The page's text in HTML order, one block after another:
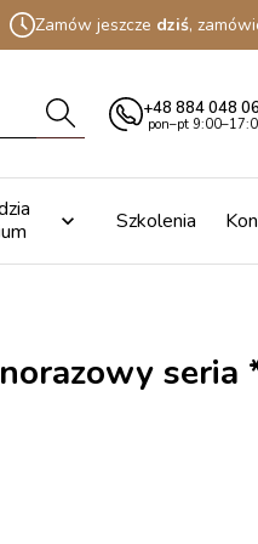
Zamów jeszcze dziś,
+48 884 048
pon–pt
 Szkolenia
seria